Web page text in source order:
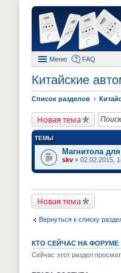
Меню FAQ
Китайские
Список разделов
Новая тема
ТЕМЫ
Магнитола
skv » 02.02.2015,
Новая тема
Вернуться к списку
КТО СЕЙЧАС НА ФОРУМЕ
Сейчас этот раздел